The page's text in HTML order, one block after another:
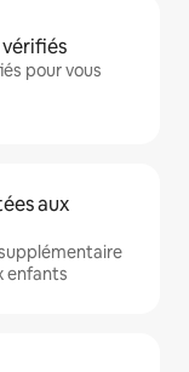
pour vous
aux
enfants